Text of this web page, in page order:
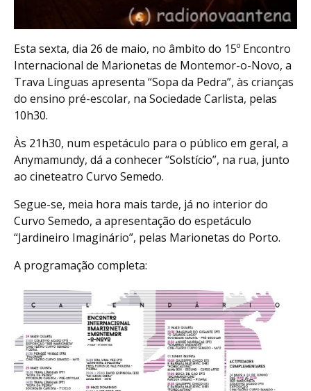
Esta sexta, dia 26 de maio, no âmbito do 15º Encontro
Internacional de Marionetas de Montemor-o-Novo, a
Trava Línguas apresenta “Sopa da Pedra”, às crianças
do ensino pré-escolar, na Sociedade Carlista, pelas
10h30.
Às 21h30, num espetáculo para o público em geral, a
Anymamundy, dá a conhecer “Solstício”, na rua, junto
ao cineteatro Curvo Semedo.
Segue-se, meia hora mais tarde, já no interior do
Curvo Semedo, a apresentação do espetáculo
“Jardineiro Imaginário”, pelas Marionetas do Porto.
A programação completa: